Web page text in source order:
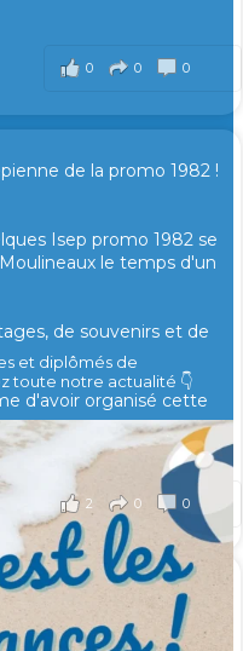
0 0 0
de la promo 1982 !
Isep promo 1982 se
le temps d'un
de souvenirs et de
d'avoir organisé cette
2 0 0
d’apprentissage 2026
former les générations
et diplômés de
toute notre actualité 👇